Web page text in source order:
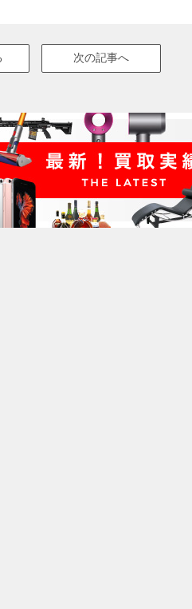
次の記事へ